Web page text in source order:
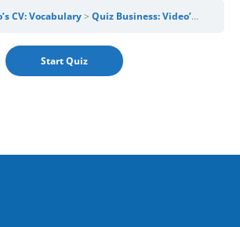
CV: Vocabulary Quiz Business: Video’s CV: vocabulary